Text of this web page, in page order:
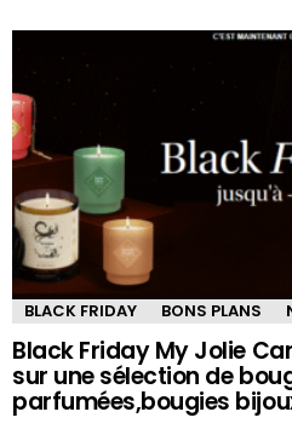
BLACK FRIDAY BONS PLANS
Black Friday My Jolie
sur une sélection de
parfumées,bougies